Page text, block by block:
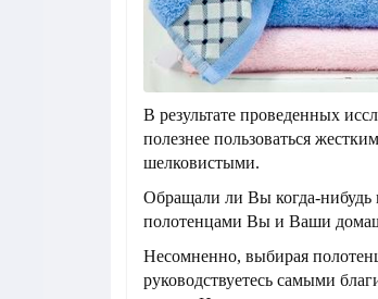
В результате проведенных
полезнее пользоваться
шелковистыми.
Обращали ли Вы когда-нибудь
полотенцами Вы и Ваши
Несомненно, выбирая
руководствуетесь самыми